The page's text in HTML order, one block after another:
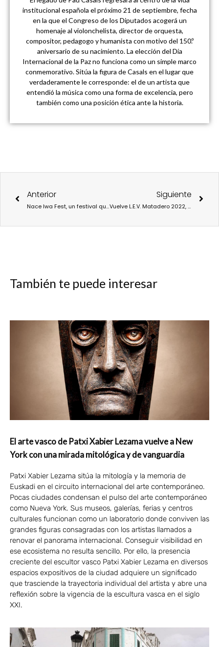
institucional española el próximo 21 de septiembre, fecha
en la que el Congreso de los Diputados acogerá un
homenaje al violonchelista, director de orquesta,
compositor, pedagogo y humanista con motivo del 150.º
aniversario de su nacimiento. La elección del Día
Internacional de la Paz no funciona como un simple marco
conmemorativo. Sitúa la figura de Casals en el lugar que
verdaderamente le corresponde: el de un artista que
entendió la música como una forma de excelencia, pero
también como una posición ética ante la historia.
Anterior
Nace Iwa Fest, un festival que visibiliza la escena musical y artística de la cultura amazigh
Siguiente
Vuelve L.E.V. Matadero 2022, el Festival de Electrónica Visual y Realidades Extendidas
También te puede interesar
El arte vasco de Patxi Xabier Lezama vuelve a New
York con una mirada mitológica y de vanguardia
Patxi Xabier Lezama sitúa la mitología y la memoria de
Euskadi en el circuito internacional del arte contemporáneo.
Pocas ciudades condensan el pulso del arte contemporáneo
como Nueva York. Sus museos, galerías, ferias y centros
culturales funcionan como un laboratorio donde conviven las
grandes figuras consagradas con los artistas llamados a
renovar el panorama internacional. Conseguir visibilidad en
ese ecosistema no resulta sencillo. Por ello, la presencia
creciente del escultor vasco Patxi Xabier Lezama en diversos
espacios expositivos de la ciudad adquiere un significado
que trasciende la trayectoria individual del artista y abre una
reflexión sobre la vigencia de la escultura vasca en el siglo
XXI.